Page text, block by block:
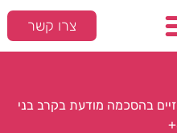
צרו קשר
בהסכמה מודעת בקרב בני